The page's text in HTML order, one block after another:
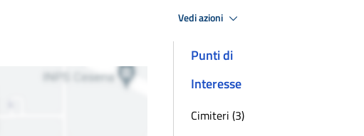
Vedi azioni
Punti di
Interesse
Cimiteri (3)